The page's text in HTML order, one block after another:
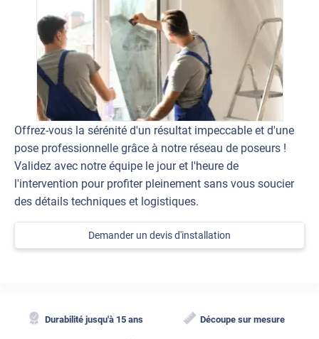
Offrez-vous la sérénité d'un résultat impeccable et d'une
pose professionnelle grâce à notre réseau de poseurs !
Validez avec notre équipe le jour et l'heure de
l'intervention pour profiter pleinement sans vous soucier
des détails techniques et logistiques.
Demander un devis d'installation
Durabilité jusqu'à 15 ans Découpe sur mesure